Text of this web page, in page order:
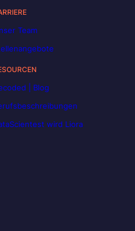
Team
| Blog
wird Liora